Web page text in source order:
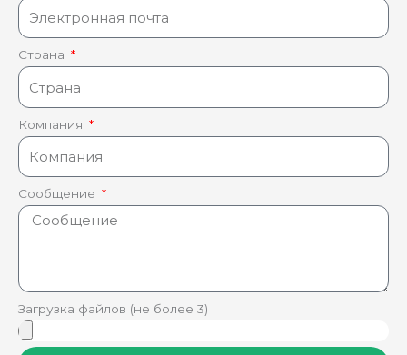
Страна
Компания
Сообщение
Загрузка файлов (не более 3)